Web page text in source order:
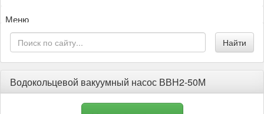
Меню
Водокольцевой вакуумный насос ВВН2-50М